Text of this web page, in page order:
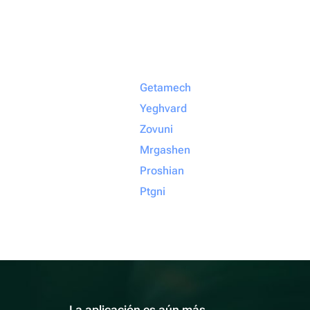
Getamech
Yeghvard
Zovuni
Mrgashen
Proshian
Ptgni